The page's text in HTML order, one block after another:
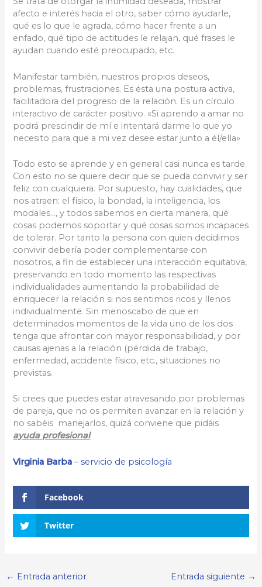
afecto e interés hacia el otro, saber cómo ayudarle,
qué es lo que le agrada, cómo hacer frente a un
enfado, qué tipo de actitudes le relajan, qué frases le
ayudan cuando esté preocupado, etc.
Manifestar también, nuestros propios deseos,
problemas, frustraciones. Es ésta una postura activa,
facilitadora del progreso de la relación. Es un círculo
interactivo de carácter positivo. «Si aprendo a amar no
podrá prescindir de mí e intentará darme lo que yo
necesito para que a mi vez desee estar junto a él/ella»
Todo esto se aprende y en general casi nunca es tarde.
Con esto no se quiere decir que se pueda convivir y ser
feliz con cualquiera. Por supuesto, hay cualidades, que
nos atraen: el físico, la bondad, la inteligencia, los
modales…, y todos sabemos en cierta manera, qué
cosas podemos soportar y qué cosas somos incapaces
de tolerar. Por tanto la persona con quien decidimos
convivir debería poder complementarse con
nosotros, a fin de establecer una interacción equitativa,
preservando en todo momento las respectivas
individualidades aumentando la probabilidad de
enriquecer la relación si nos sentimos ricos y llenos
individualmente. Sin menoscabo de que en
determinados momentos de la vida uno de los dos
tenga que afrontar con mayor responsabilidad, y por
causas ajenas a la relación (pérdida de trabajo,
enfermedad, accidente físico, etc., situaciones no
previstas.
Si crees que puedes estar atravesando por problemas
de pareja, que no os permiten avanzar en la relación y
no sabéis manejarlos, quizá conviene que pidáis
ayuda profesional.
Virginia Barba – servicio de psicología
Facebook
Twitter
← Entrada anterior Entrada siguiente →